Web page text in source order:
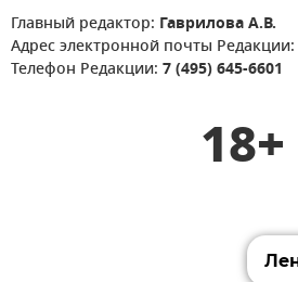
Главный редактор: Гаврилова А.В.
Адрес электронной почты Редакции:
Телефон Редакции: 7 (495) 645-6601
18+